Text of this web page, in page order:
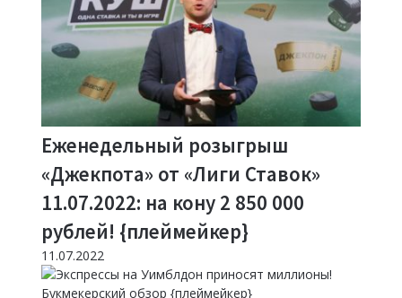
Еженедельный розыгрыш
«Джекпота» от «Лиги Ставок»
11.07.2022: на кону 2 850 000
рублей! {плеймейкер}
11.07.2022